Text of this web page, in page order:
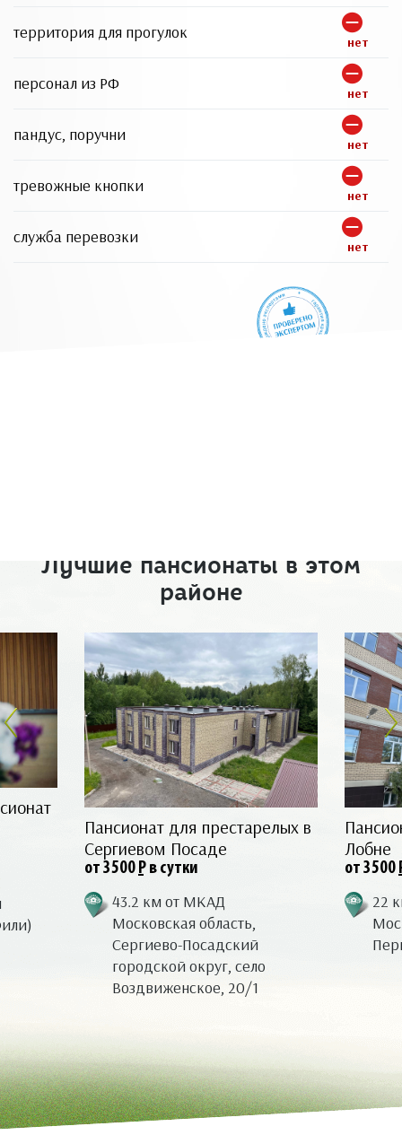
территория для прогулок нет
персонал из РФ нет
пандус, поручни нет
тревожные кнопки нет
служба перевозки нет
Лучшие пансионаты в этом
районе
Пансионат для престарелых в
Сергиевом Посаде
от 3500 Р в сутки
43.2 км от МКАД
Московская область,
Сергиево-Посадский
городской округ, село
Воздвиженское, 20/1
Лобне
от 3500
22